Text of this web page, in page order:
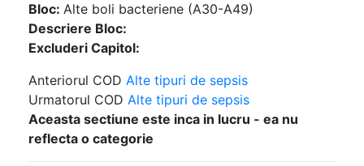
Bloc: Alte boli bacteriene (A30-A49)
Descriere Bloc:
Excluderi Capitol:
Anteriorul COD Alte tipuri de sepsis
Urmatorul COD Alte tipuri de sepsis
Aceasta sectiune este inca in lucru - ea nu
reflecta o categorie